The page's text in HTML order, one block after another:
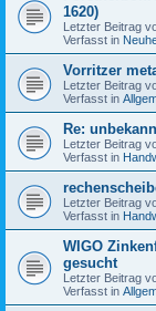
1620)
Letzter Beitrag
Verfasst in
Vorritzer
Letzter Beitrag
Verfasst in
Re:
Letzter Beitrag
Verfasst in
Letzter Beitrag
Verfasst in
WIGO
gesucht
Letzter Beitrag
Verfasst in